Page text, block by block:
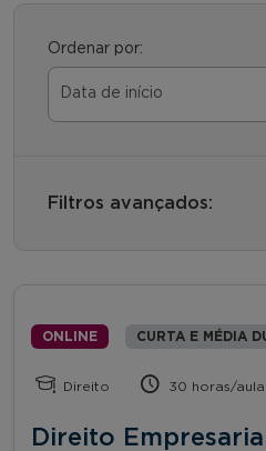
Ordenar por:
Filtros avançados:
ONLINE CURTA E MÉDIA
Direito 30 horas/aula
Direito